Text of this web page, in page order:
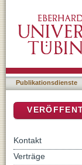
Educational
Publikationsdienste
Kontakt
Verträge